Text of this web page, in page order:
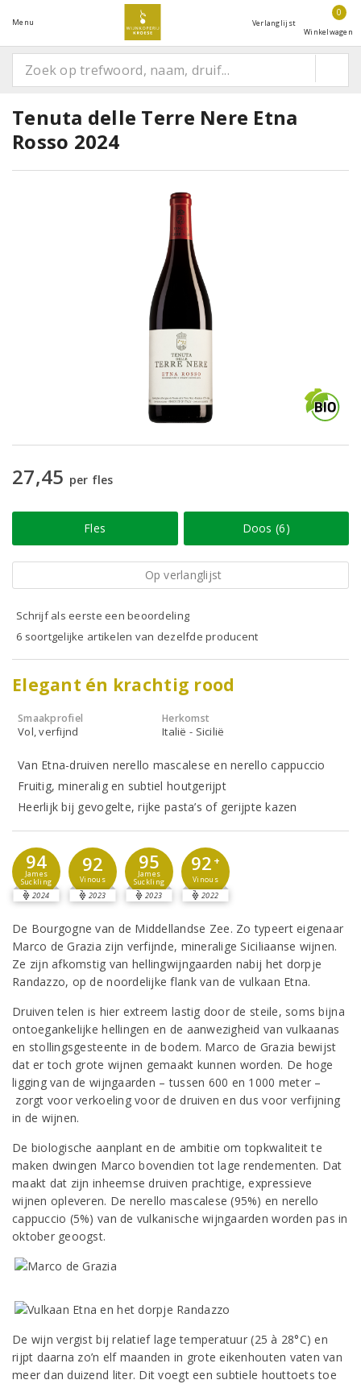
Menu Verlanglijst
0
Winkelwagen
Tenuta delle Terre Nere Etna
Rosso 2024
27,45 per fles
Fles Doos (6)
Op verlanglijst
Schrijf als eerste een beoordeling
6 soortgelijke artikelen van dezelfde producent
Elegant én krachtig rood
Smaakprofiel
Vol, verfijnd
Herkomst
Italië - Sicilië
Van Etna-druiven nerello mascalese en nerello cappuccio
Fruitig, mineralig en subtiel houtgerijpt
Heerlijk bij gevogelte, rijke pasta’s of gerijpte kazen
94
James
Suckling
2024
92
Vinous
2023
95
James
Suckling
2023
92 +
Vinous
2022
De Bourgogne van de Middellandse Zee. Zo typeert eigenaar
Marco de Grazia zijn verfijnde, mineralige Siciliaanse wijnen.
Ze zijn afkomstig van hellingwijngaarden nabij het dorpje
Randazzo, op de noordelijke flank van de vulkaan Etna.
Druiven telen is hier extreem lastig door de steile, soms bijna
ontoegankelijke hellingen en de aanwezigheid van vulkaanas
en stollingsgesteente in de bodem. Marco de Grazia bewijst
dat er toch grote wijnen gemaakt kunnen worden. De hoge
ligging van de wijngaarden – tussen 600 en 1000 meter –
zorgt voor verkoeling voor de druiven en dus voor verfijning
in de wijnen.
De biologische aanplant en de ambitie om topkwaliteit te
maken dwingen Marco bovendien tot lage rendementen. Dat
maakt dat zijn inheemse druiven prachtige, expressieve
wijnen opleveren. De nerello mascalese (95%) en nerello
cappuccio (5%) van de vulkanische wijngaarden worden pas in
oktober geoogst.
De wijn vergist bij relatief lage temperatuur (25 à 28°C) en
rijpt daarna zo’n elf maanden in grote eikenhouten vaten van
meer dan duizend liter. Dit voegt een subtiele houttoets toe